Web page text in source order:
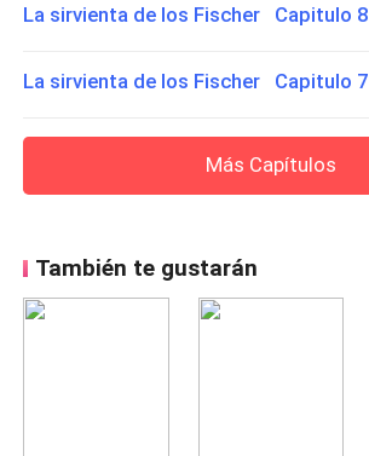
La sirvienta de los Fischer Capitulo 8
La sirvienta de los Fischer Capitulo 7
Más Capítulos
También te gustarán